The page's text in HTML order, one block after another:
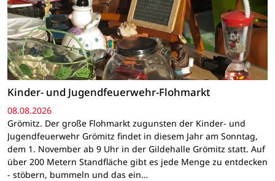
Kinder- und Jugendfeuerwehr-Flohmarkt
08.08.2026
Grömitz. Der große Flohmarkt zugunsten der Kinder- und
Jugendfeuerwehr Grömitz findet in diesem Jahr am Sonntag,
dem 1. November ab 9 Uhr in der Gildehalle Grömitz statt. Auf
über 200 Metern Standfläche gibt es jede Menge zu entdecken
- stöbern, bummeln und das ein…